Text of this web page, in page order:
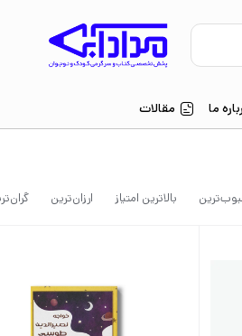
ما مقالات
بالاترین امتیاز ارزان‌ترین